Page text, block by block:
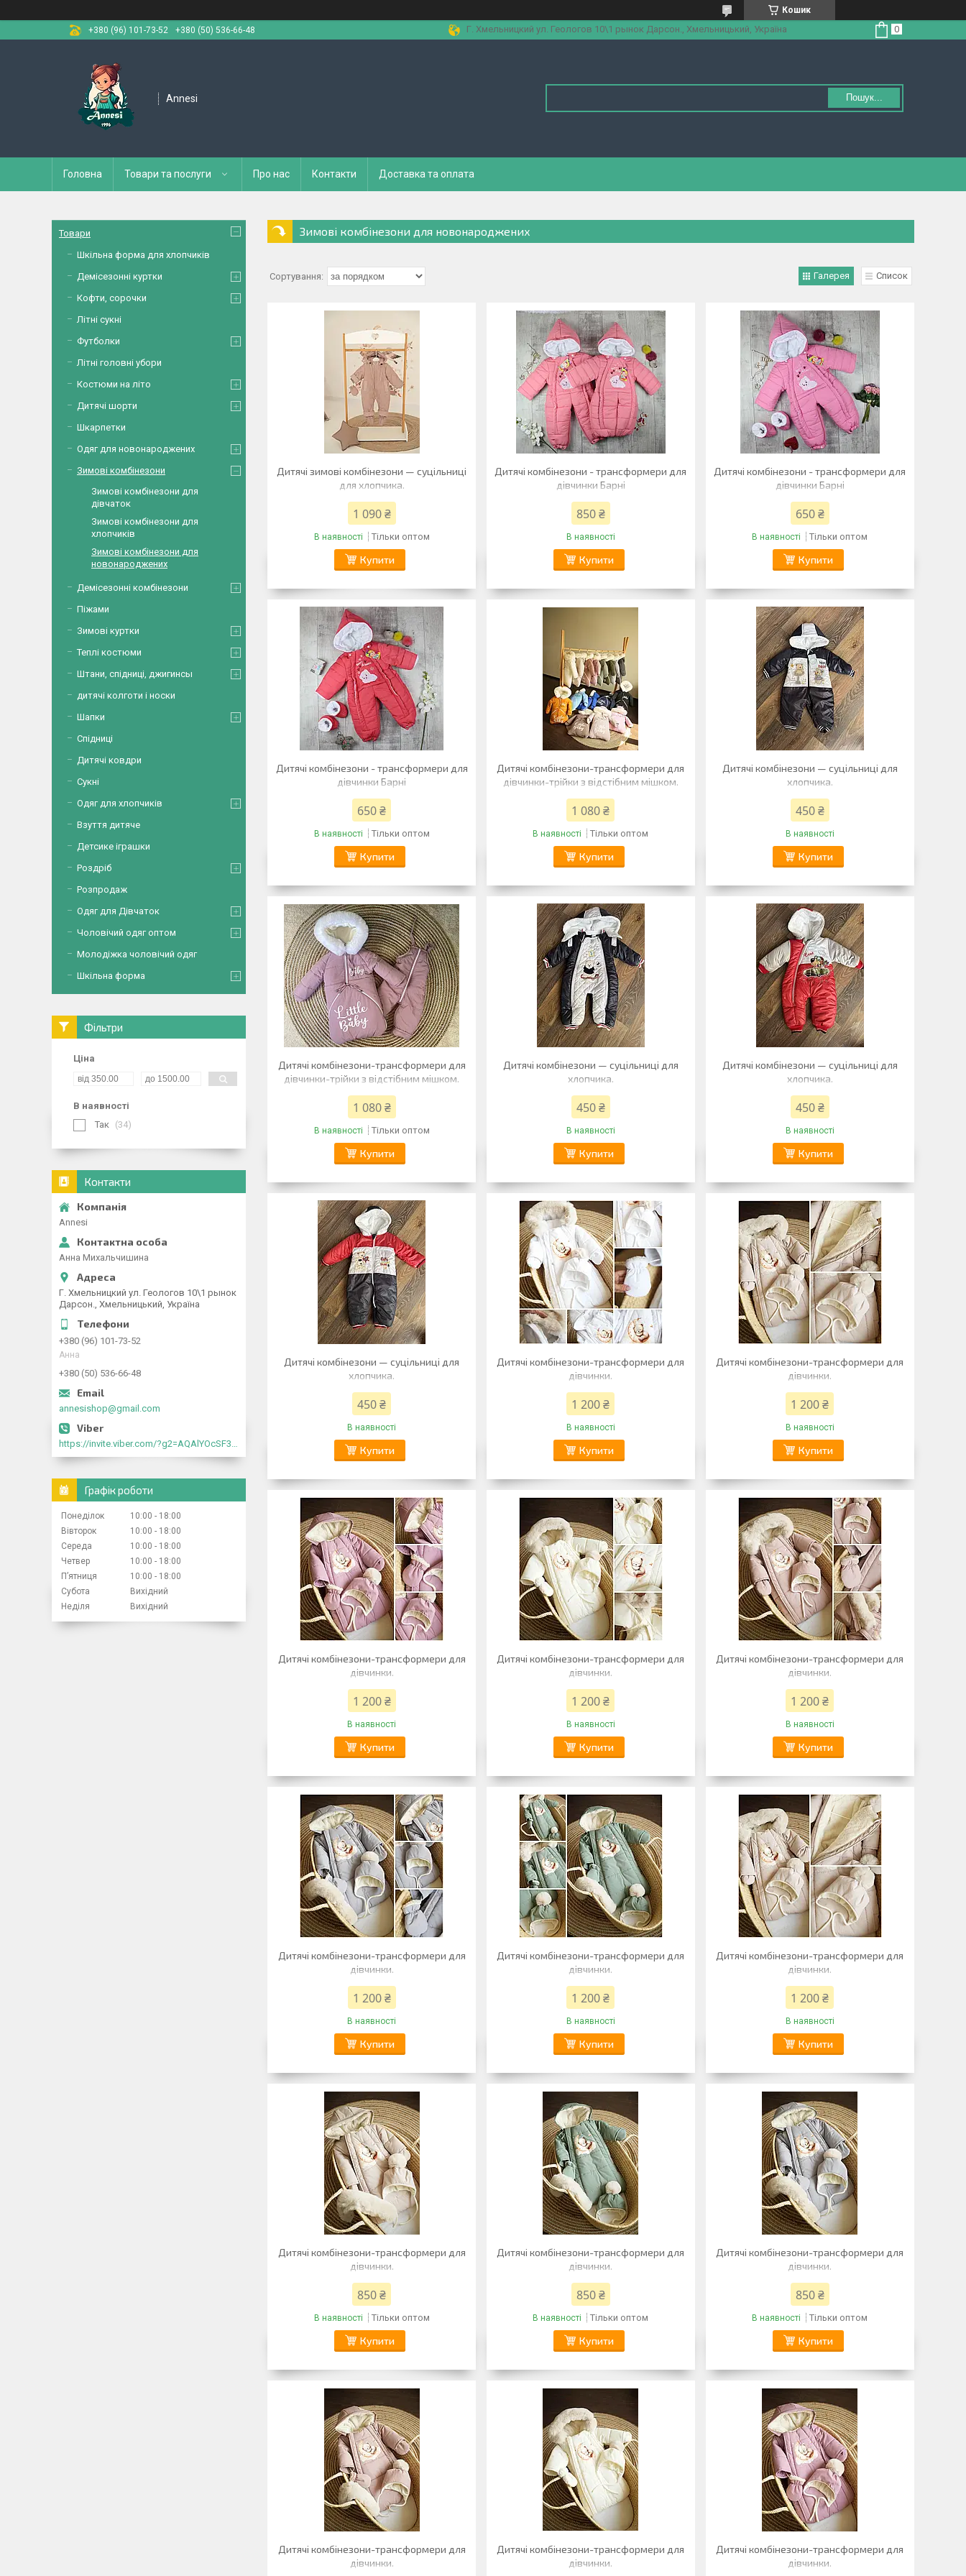
Кошик
+380 (96) 101-73-52
+380 (50) 536-66-48 Г. Хмельницкий ул. Геологов 10\1 рынок Дарсон., Хмельницький, Україна
Annesi Пошук...
Головна Товари та послуги Про нас Контакти Доставка та оплата
Зимові комбінезони для новонароджених
Галерея Список
Дитячі зимові комбінезони — суцільниці
для хлопчика.
1 090 ₴
В наявності Тільки оптом
Купити
Дитячі комбінезони - трансформери для
дівчинки Барні
850 ₴
В наявності
Купити
Дитячі комбінезони - трансформери для
дівчинки Барні
650 ₴
В наявності Тільки оптом
Купити
Дитячі комбінезони - трансформери для
дівчинки Барні
650 ₴
В наявності Тільки оптом
Купити
Дитячі комбінезони-трансформери для
дівчинки-трійки з відстібним мішком.
1 080 ₴
В наявності Тільки оптом
Купити
Дитячі комбінезони — суцільниці для
хлопчика.
450 ₴
В наявності
Купити
Дитячі комбінезони-трансформери для
дівчинки-трійки з відстібним мішком.
1 080 ₴
В наявності Тільки оптом
Купити
Дитячі комбінезони — суцільниці для
хлопчика.
450 ₴
В наявності
Купити
Дитячі комбінезони — суцільниці для
хлопчика.
450 ₴
В наявності
Купити
Дитячі комбінезони — суцільниці для
хлопчика.
450 ₴
В наявності
Купити
Дитячі комбінезони-трансформери для
дівчинки.
1 200 ₴
В наявності
Купити
Дитячі комбінезони-трансформери для
дівчинки.
1 200 ₴
В наявності
Купити
Дитячі комбінезони-трансформери для
дівчинки.
1 200 ₴
В наявності
Купити
Дитячі комбінезони-трансформери для
дівчинки.
1 200 ₴
В наявності
Купити
Дитячі комбінезони-трансформери для
дівчинки.
1 200 ₴
В наявності
Купити
Дитячі комбінезони-трансформери для
дівчинки.
1 200 ₴
В наявності
Купити
Дитячі комбінезони-трансформери для
дівчинки.
1 200 ₴
В наявності
Купити
Дитячі комбінезони-трансформери для
дівчинки.
1 200 ₴
В наявності
Купити
Дитячі комбінезони-трансформери для
дівчинки.
850 ₴
В наявності Тільки оптом
Купити
Дитячі комбінезони-трансформери для
дівчинки.
850 ₴
В наявності Тільки оптом
Купити
Дитячі комбінезони-трансформери для
дівчинки.
850 ₴
В наявності Тільки оптом
Купити
Дитячі комбінезони-трансформери для
дівчинки.
Дитячі комбінезони-трансформери для
дівчинки.
Дитячі комбінезони-трансформери для
дівчинки.
Товари
Шкільна форма для хлопчиків
Демісезонні куртки
Кофти, сорочки
Літні сукні
Футболки
Літні головні убори
Костюми на літо
Дитячі шорти
Шкарпетки
Одяг для новонароджених
Зимові комбінезони
Зимові комбінезони для
дівчаток
Зимові комбінезони для
хлопчиків
Зимові комбінезони для
новонароджених
Демісезонні комбінезони
Піжами
Зимові куртки
Теплі костюми
Штани, спідниці, джигинсы
дитячі колготи і носки
Шапки
Спідниці
Дитячі ковдри
Сукні
Одяг для хлопчиків
Взуття дитяче
Детсике іграшки
Роздріб
Розпродаж
Одяг для Дівчаток
Чоловічий одяг оптом
Молодіжка чоловічий одяг
Шкільна форма
Фільтри
Ціна
В наявності
Так
34
Контакти
Annesi
Анна Михальчишина
Г. Хмельницкий ул. Геологов 10\1 рынок
Дарсон., Хмельницький, Україна
+380 (96) 101-73-52
Анна
+380 (50) 536-66-48
annesishop@gmail.com
https://invite.viber.com/?g2=AQAlYOcSF30rb0kdJdojYDWtk4sNE5eWPg2Om5jJmRlpJwnTwfwnCzMMxer2vioZ"
Графік роботи
Понеділок 10:00
18:00
Вівторок
10:00
18:00
Середа
10:00
18:00
Четвер
10:00
18:00
Пʼятниця
10:00
18:00
Субота
Вихідний
Неділя
Вихідний